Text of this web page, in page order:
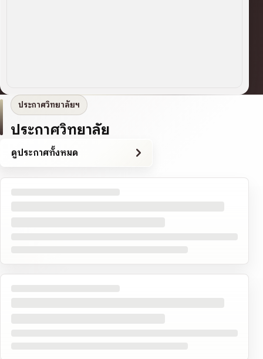
ประกาศวิทยาลัยฯ
ประกาศวิทยาลัย
ดูประกาศทั้งหมด